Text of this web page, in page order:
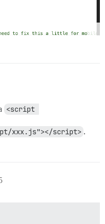
<script
xxx.js"></script> .